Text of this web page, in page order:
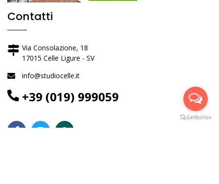
Contatti
Via Consolazione, 18
17015 Celle Ligure - SV
info@studiocelle.it
+39 (019) 999059